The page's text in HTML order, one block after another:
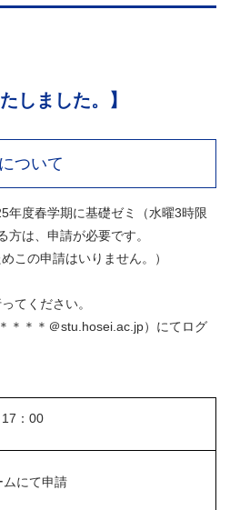
しました。】
ついて
年度春学期に基礎ゼミ（水曜3時限
方は、申請が必要です。
この申請はいりません。）
てください。
＊＊＊＠stu.hosei.ac.jp）にてログ
：00
にて申請